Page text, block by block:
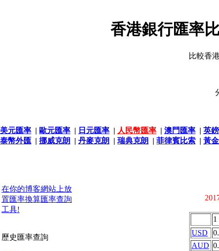
香港銀行匯率
比較香
美元匯率 | 歐元匯率 | 日元匯率 | 人民幣匯率 | 澳門匯率 | 英
泰幣外匯 | 挪威克朗 | 丹麥克朗 | 瑞典克朗 | 菲律賓比索 | 黃
在你的博客網站上放
置匯率換算匯率查詢
工具!
歷史匯率查詢
1
USD
AUD